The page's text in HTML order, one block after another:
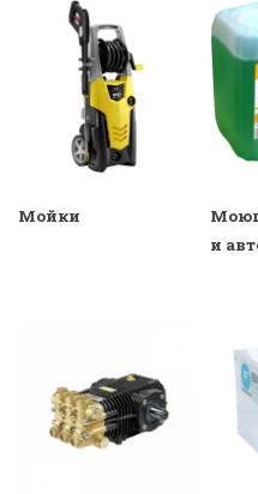
Мойки
и